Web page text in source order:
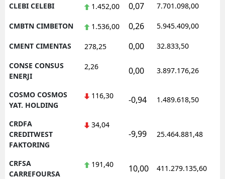
CLEBI CELEBI 1.452,00 0,07 7.701.098,00
CMBTN CIMBETON 1.536,00 0,26 5.945.409,00
CMENT CIMENTAS 278,25 0,00 32.833,50
CONSE CONSUS
ENERJI
2,26 0,00 3.897.176,26
COSMO COSMOS
YAT. HOLDING
116,30 -0,94 1.489.618,50
CRDFA
CREDITWEST
FAKTORING
34,04
-9,99 25.464.881,48
CRFSA
CARREFOURSA
191,40 10,00 411.279.135,60